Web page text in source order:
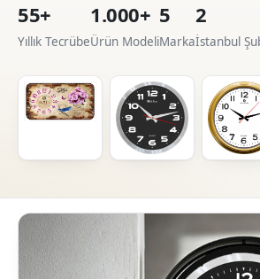
55+
Yıllık Tecrübe
1.000+
Ürün Modeli
5
Marka
2
İstanbul